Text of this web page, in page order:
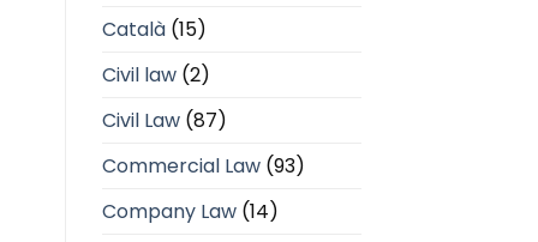
Català(15)
Civil law(2)
Civil Law(87)
Commercial Law(93)
Company Law(14)